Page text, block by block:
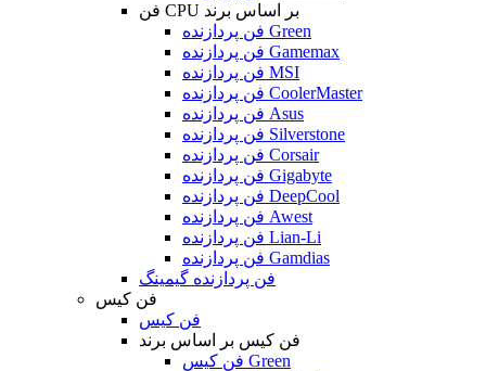
فن CPU بر اساس برند
فن پردازنده Green
فن پردازنده Gamemax
فن پردازنده MSI
فن پردازنده CoolerMaster
فن پردازنده Asus
فن پردازنده Silverstone
فن پردازنده Corsair
فن پردازنده Gigabyte
فن پردازنده DeepCool
فن پردازنده Awest
فن پردازنده Lian-Li
فن پردازنده Gamdias
فن پردازنده گیمینگ
فن کیس
فن کیس
فن کیس بر اساس برند
فن کیس Green